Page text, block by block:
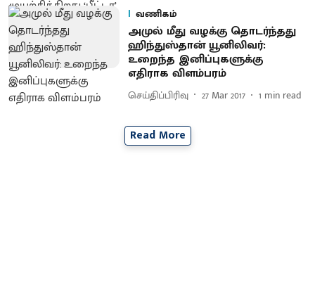
வணிகம்
அமுல் மீது வழக்கு தொடர்ந்தது
ஹிந்துஸ்தான் யூனிலிவர் :
உறைந்த இனிப்புகளுக்கு
எதிராக விளம்பரம்
செய்திப்பிரிவு 27 Mar 2017 1 min read
Read More